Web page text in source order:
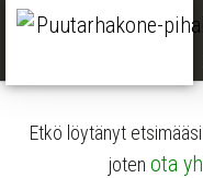
Etkö löytänyt
joten ota